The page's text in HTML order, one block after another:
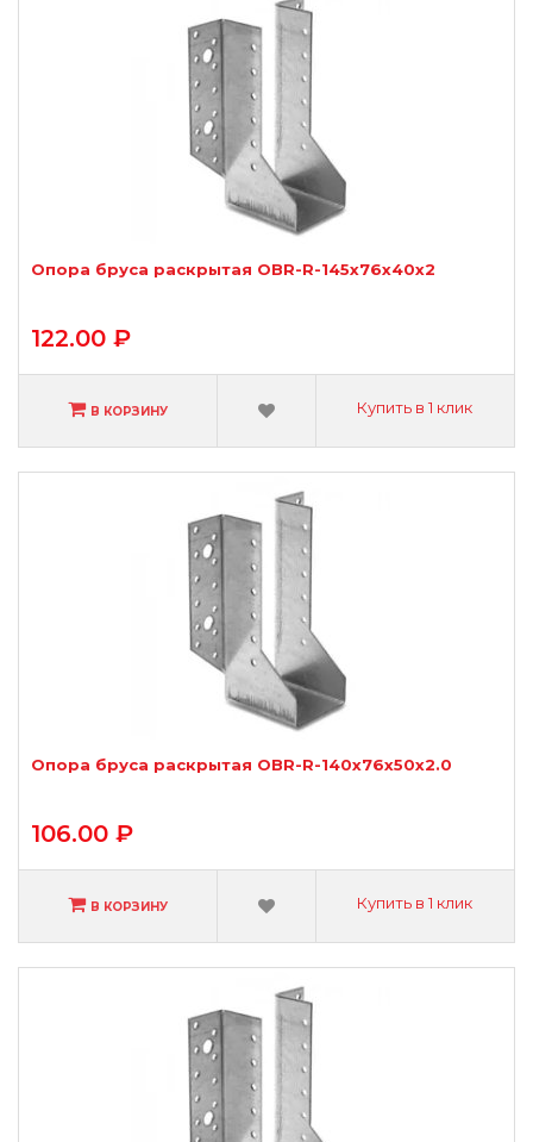
Опора бруса раскрытая OBR-R-145х76х40х2
122.00 ₽
В КОРЗИНУ Купить в 1 клик
Опора бруса раскрытая OBR-R-140х76х50х2.0
106.00 ₽
В КОРЗИНУ Купить в 1 клик